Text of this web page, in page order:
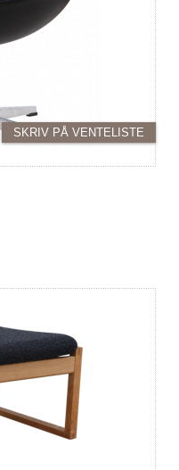
SKRIV PÅ VENTELISTE